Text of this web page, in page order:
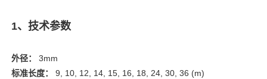
1、技术参数
外径：
3mm
标准长度：
9, 10, 12, 14, 15, 16, 18, 24, 30, 36 (m)